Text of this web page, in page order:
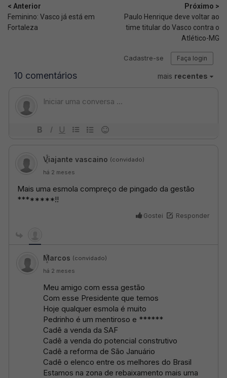
< Anterior
Feminino: Vasco já está em
Fortaleza
Próximo >
Paulo Henrique deve voltar ao
time titular do Vasco contra o
Atlético-MG